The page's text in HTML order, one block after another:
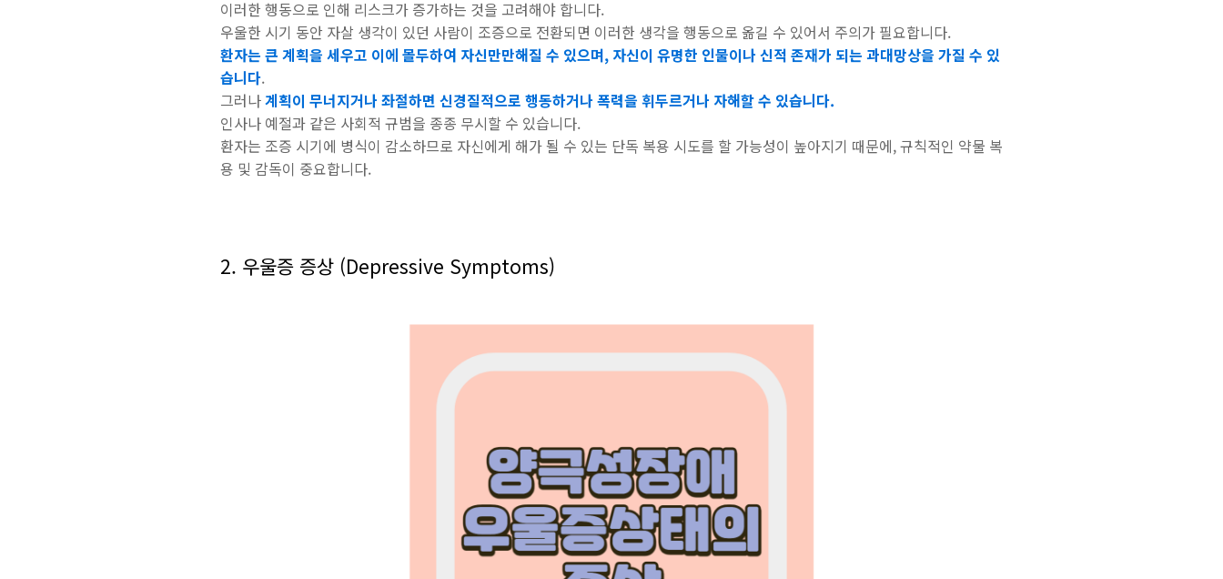
이러한 행동으로 인해 리스크가 증가하는 것을 고려해야 합니다.
우울한 시기 동안 자살 생각이 있던 사람이 조증으로 전환되면 이러한 생각을 행동으로 옮길 수 있어서 주의가 필요합니다.
환자는 큰 계획을 세우고 이에 몰두하여 자신만만해질 수 있으며, 자신이 유명한 인물이나 신적 존재가 되는 과대망상을 가질 수 있
습니다.
그러나계획이 무너지거나 좌절하면 신경질적으로 행동하거나 폭력을 휘두르거나 자해할 수 있습니다.
인사나 예절과 같은 사회적 규범을 종종 무시할 수 있습니다.
환자는 조증 시기에 병식이 감소하므로 자신에게 해가 될 수 있는 단독 복용 시도를 할 가능성이 높아지기 때문에, 규칙적인 약물 복
용 및 감독이 중요합니다.
2. 우울증 증상 (Depressive Symptoms)